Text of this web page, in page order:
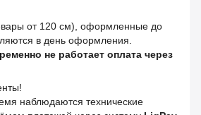
от 120 см), оформленные до
в день оформления.
не работает оплата через
наблюдаются технические